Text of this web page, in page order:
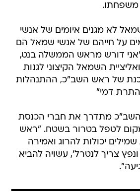
משפחתו.
לא מגנים איומים של אנשי
על חייהם של אנשי שמאל הם
דורש מראש הממשלה בנט,
השמאל הקיצוני לגנות
של ראש השב"כ, ההתנהלות
דמי"
השב"כ מתדרך את חברי הכנסת
לטפל בטרור בשטח. "ראש
יכולות להרוג ואמירה
ונפץ צריך לנטרל', עשויה להביא